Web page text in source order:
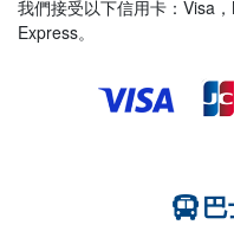
我們接受以下信用卡：Visa
Express。